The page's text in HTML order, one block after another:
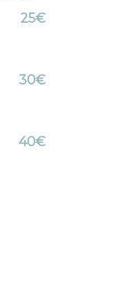
25€
30€
40€